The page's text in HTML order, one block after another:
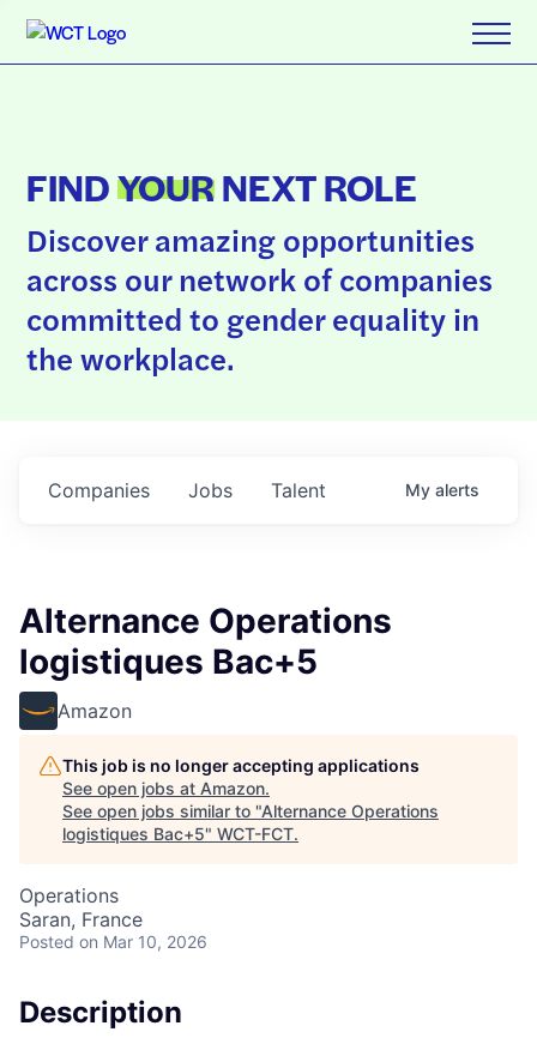
FINDYOURNEXT ROLE
Discover amazing opportunities
across our network of companies
committed to gender equality in
the workplace.
Jobs
Companies Talent My alerts
Alternance Operations
logistiques Bac+5
Amazon
This job is no longer accepting applications
See open jobs at Amazon.
See open jobs similar to "Alternance Operations
logistiques Bac+5" WCT-FCT.
Operations
Saran, France
Posted on Mar 10, 2026
Description